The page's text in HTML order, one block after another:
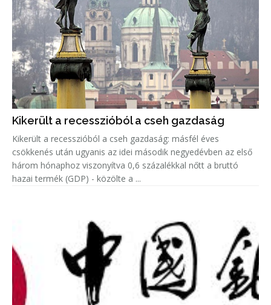
Kikerült a recesszióból a cseh gazdaság
Kikerült a recesszióból a cseh gazdaság: másfél éves
csökkenés után ugyanis az idei második negyedévben az első
három hónaphoz viszonyítva 0,6 százalékkal nőtt a bruttó
hazai termék (GDP) - közölte a ...